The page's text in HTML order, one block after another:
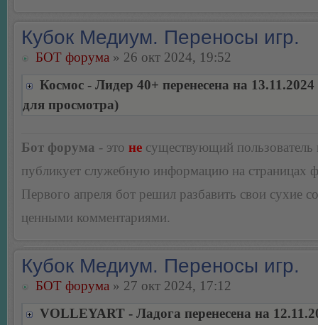
Кубок Медиум. Переносы игр.
БОТ форума » 26 окт 2024, 19:52
Космос - Лидер 40+ перенесена на
для просмотра)
Бот форума - это не существующий пользователь
публикует служебную информацию на страницах
Первого апреля бот решил разбавить свои сухие
ценными комментариями.
Кубок Медиум. Переносы игр.
БОТ форума » 27 окт 2024, 17:12
VOLLEYART - Ладога перенесена на